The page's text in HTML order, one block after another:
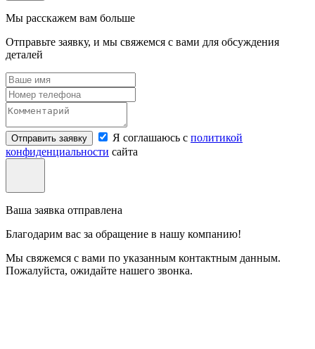
Мы расскажем вам больше
Отправьте заявку, и мы свяжемся с вами для обсуждения
деталей
Отправить заявку Я соглашаюсь с политикой
конфиденциальности сайта
Ваша заявка отправлена
Благодарим вас за обращение в нашу компанию!
Мы свяжемся с вами по указанным контактным данным.
Пожалуйста, ожидайте нашего звонка.